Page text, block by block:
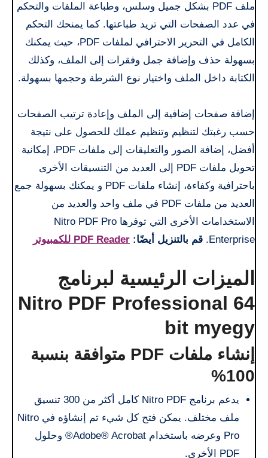
ملف PDF بشكل جميل وسلس، وطباعة الملفات والتحكم
في عدد الصفحات التي تريد طباعتها. كما يمنحك التحكم
الكامل في التحرير الاحترافي لملفات PDF، حيث يمكنك
بسهولة حذف وإضافة جمل وفقرات إلى الملف، وكذلك
الكتابة داخل الملف واختيار نوع الشرطة وحجمها بسهولة.
إضافة صفحات إضافية إلى الملف وإعادة ترتيب الصفحات
حسب رغبتك لتنظيم وتنظيم عملك للحصول على نتيجة
أفضل، إضافة الصور والتعليقات إلى ملفات PDF، إمكانية
تحويل ملفات PDF إلى العديد من التنسيقات الأخرى
باحترافية وكفاءة، إنشاء ملفات PDF و يمكنك بسهولة جمع
العديد من ملفات PDF في ملف واحد والعديد من
الاستخدامات الأخرى التي توفرها Nitro PDF Pro
Enterprise. قم بالتنزيل أيضًا: PDF Reader للكمبيوتر
الميزات الرئيسية لبرنامج
Nitro PDF Professional 64
bit myegy
إنشاء ملفات PDF متوافقة بنسبة
100%
يدعم برنامج Nitro PDF كامل أكثر من 300 تنسيق
ملف مختلف. يمكن فتح كل شيء تم إنشاؤه في Nitro
Pro وعرضه باستخدام Adobe® Acrobat® وحلول
PDF الأخرى.